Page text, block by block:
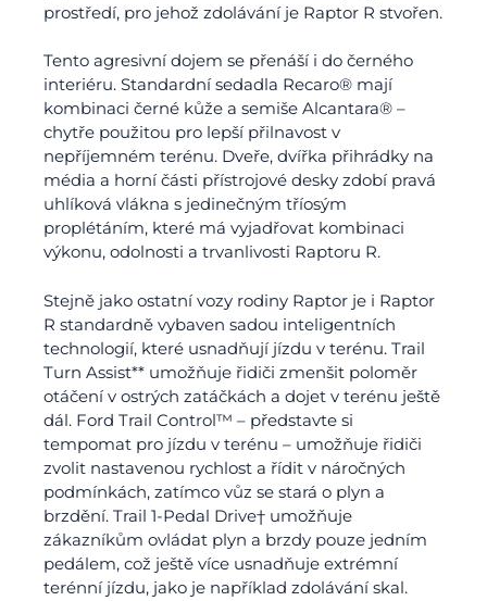
prostředí, pro jehož zdolávání je Raptor R stvořen.
Tento agresivní dojem se přenáší i do černého
interiéru. Standardní sedadla Recaro® mají
kombinaci černé kůže a semiše Alcantara® –
chytře použitou pro lepší přilnavost v
nepříjemném terénu. Dveře, dvířka přihrádky na
média a horní části přístrojové desky zdobí pravá
uhlíková vlákna s jedinečným tříosým
proplétáním, které má vyjadřovat kombinaci
výkonu, odolnosti a trvanlivosti Raptoru R.
Stejně jako ostatní vozy rodiny Raptor je i Raptor
R standardně vybaven sadou inteligentních
technologií, které usnadňují jízdu v terénu. Trail
Turn Assist** umožňuje řidiči zmenšit poloměr
otáčení v ostrých zatáčkách a dojet v terénu ještě
dál. Ford Trail Control™ – představte si
tempomat pro jízdu v terénu – umožňuje řidiči
zvolit nastavenou rychlost a řídit v náročných
podmínkách, zatímco vůz se stará o plyn a
brzdění. Trail 1-Pedal Drive† umožňuje
zákazníkům ovládat plyn a brzdy pouze jedním
pedálem, což ještě více usnadňuje extrémní
terénní jízdu, jako je například zdolávání skal.